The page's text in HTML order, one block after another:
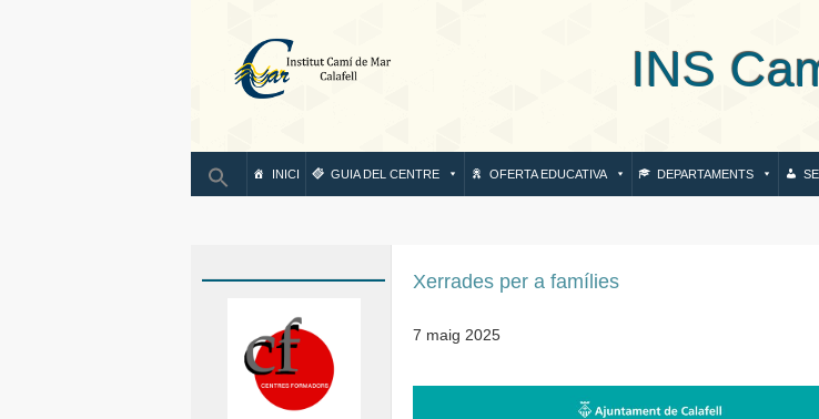
INS Camí
INICI GUIA DEL CENTRE OFERTA EDUCATIVA DEPARTAMENTS
Xerrades per a famílies
7 maig 2025